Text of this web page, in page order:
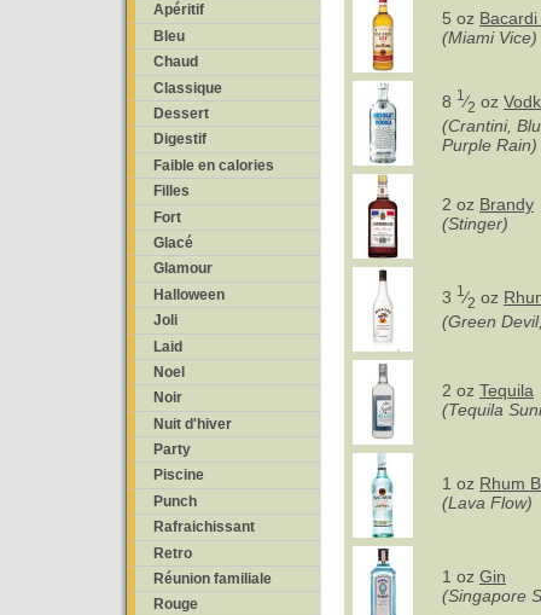
Apéritif
Bleu
Chaud
Classique
Dessert
Digestif
Faible en calories
Filles
Fort
Glacé
Glamour
Halloween
Joli
Laid
Noel
Noir
Nuit d'hiver
Party
Piscine
Punch
Rafraichissant
Retro
Réunion familiale
Rouge
5 oz
(Miami Vice)
8 1⁄2 oz
(Crantini,
Purple Rain)
2 oz Brandy
(Stinger)
3 1⁄2 oz
(Green
2 oz Tequila
(Tequila
1 oz Rhum
(Lava Flow)
1 oz Gin
(Singapore